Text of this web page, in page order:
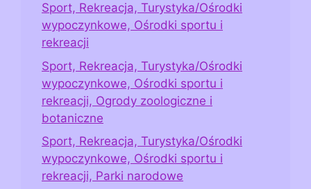
Sport, Rekreacja, Turystyka/Ośrodki
wypoczynkowe, Ośrodki sportu i
rekreacji
Sport, Rekreacja, Turystyka/Ośrodki
wypoczynkowe, Ośrodki sportu i
rekreacji, Ogrody zoologiczne i
botaniczne
Sport, Rekreacja, Turystyka/Ośrodki
wypoczynkowe, Ośrodki sportu i
rekreacji, Parki narodowe